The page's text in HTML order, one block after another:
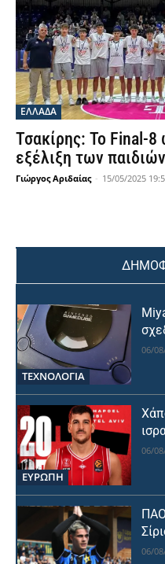
ΕΛΛΑΔΑ
Τσακίρης: Το Final-8
εξέλιξη των
Γιώργος Αριδαίας - 15/05/2025
ΤΕΧΝΟΛΟΓΙΑ
06/
ΕΥΡΩΠΗ
06/
06/